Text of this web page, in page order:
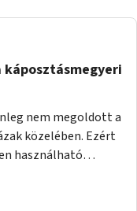
nem megoldott a
közelében. Ezért
használható